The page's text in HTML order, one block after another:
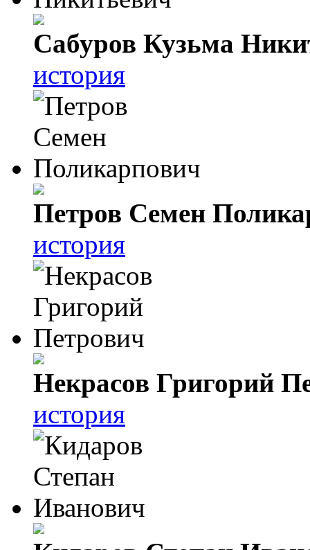
Сабуров Кузьма
история
Петров Семен
история
Некрасов Григорий
история